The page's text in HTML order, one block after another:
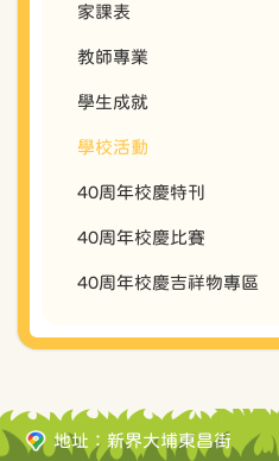
家課表
教師專業
學生成就
學校活動
40周年校慶特刊
40周年校慶比賽
40周年校慶吉祥物專區
地址：新界大埔東昌街